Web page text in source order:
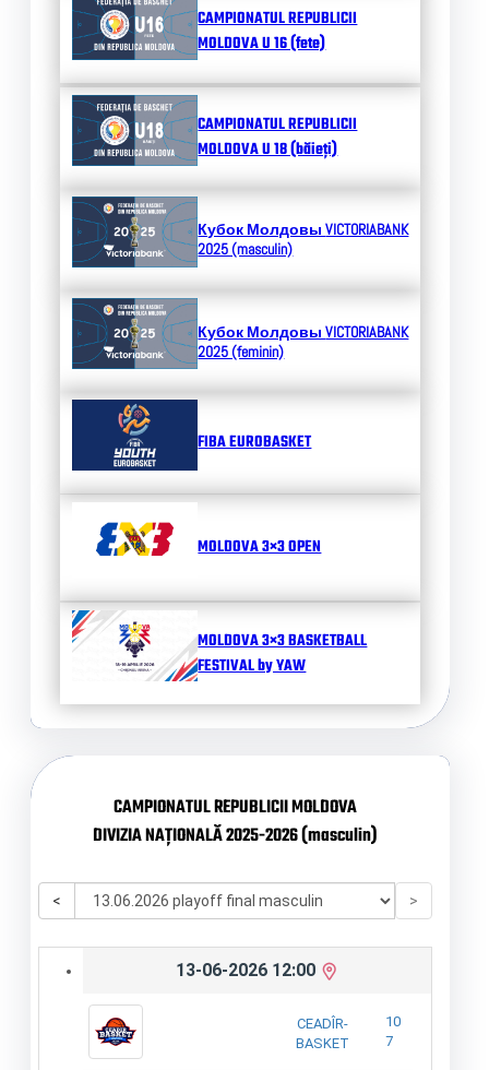
CAMPIONATUL REPUBLICII
MOLDOVA U 16 (fete)
CAMPIONATUL REPUBLICII
MOLDOVA U 18 (băieți)
Кубок МолдовыVICTORIABANK
2025 (masculin)
Кубок МолдовыVICTORIABANK
2025 (feminin)
FIBA EUROBASKET
MOLDOVA 3×3 OPEN
MOLDOVA 3×3 BASKETBALL
FESTIVAL by YAW
CAMPIONATUL REPUBLICII MOLDOVA
DIVIZIA NAȚIONALĂ 2025-2026 (masculin)
< >
13-06-2026 12:00
CEADÎR-
BASKET
10
7